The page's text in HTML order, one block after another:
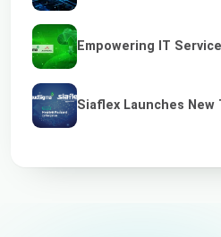
Empowering IT
Siaflex Launches